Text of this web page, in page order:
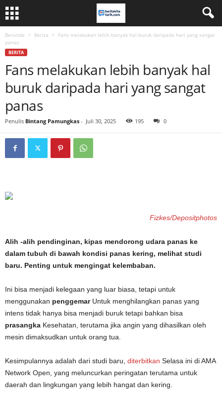
Beranda Berita
Fans melakukan lebih banyak hal buruk daripada hari yang sangat
panas
BERITA
Fans melakukan lebih banyak hal
buruk daripada hari yang sangat
panas
Penulis Bintang Pamungkas - Juli 30, 2025 195 0
Fizkes/Depositphotos
Alih -alih pendinginan, kipas mendorong udara panas ke
dalam tubuh di bawah kondisi panas kering, melihat studi
baru. Penting untuk mengingat kelembaban.
Ini bisa menjadi kelegaan yang luar biasa, tetapi untuk
menggunakan penggemarUntuk menghilangkan panas yang
intens tidak hanya bisa menjadi buruk tetapi bahkan bisa
prasangka Kesehatan, terutama jika angin yang dihasilkan oleh
mesin dimaksudkan untuk orang tua.
Kesimpulannya adalah dari studi baru, diterbitkan Selasa ini di AMA
Network Open, yang meluncurkan peringatan terutama untuk
daerah dan lingkungan yang lebih hangat dan kering.